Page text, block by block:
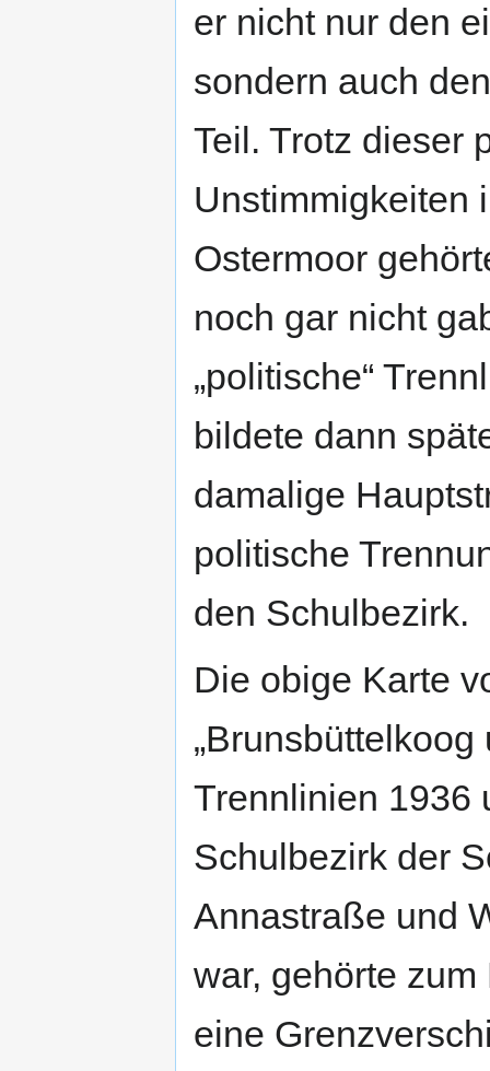
er nicht nur den
sondern auch
Teil. Trotz dieser
Unstimmigkeiten
Ostermoor
noch gar nicht
„politische“
bildete dann
damalige
politische
den Schulbezirk.
Die obige Karte
Trennlinien 1936
Schulbezirk der
Annastraße und
war, gehörte
eine